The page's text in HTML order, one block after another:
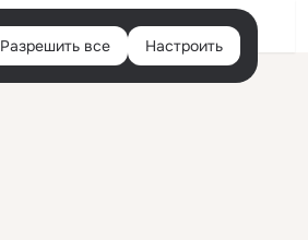
Войти
Разрешить все Настроить